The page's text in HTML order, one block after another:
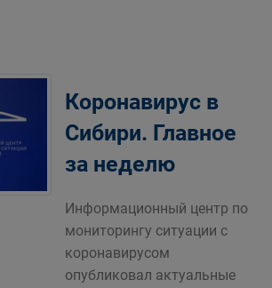
Коронавирус в
Сибири. Главное
за неделю
Информационный центр по
мониторингу ситуации с
коронавирусом
опубликовал актуальные